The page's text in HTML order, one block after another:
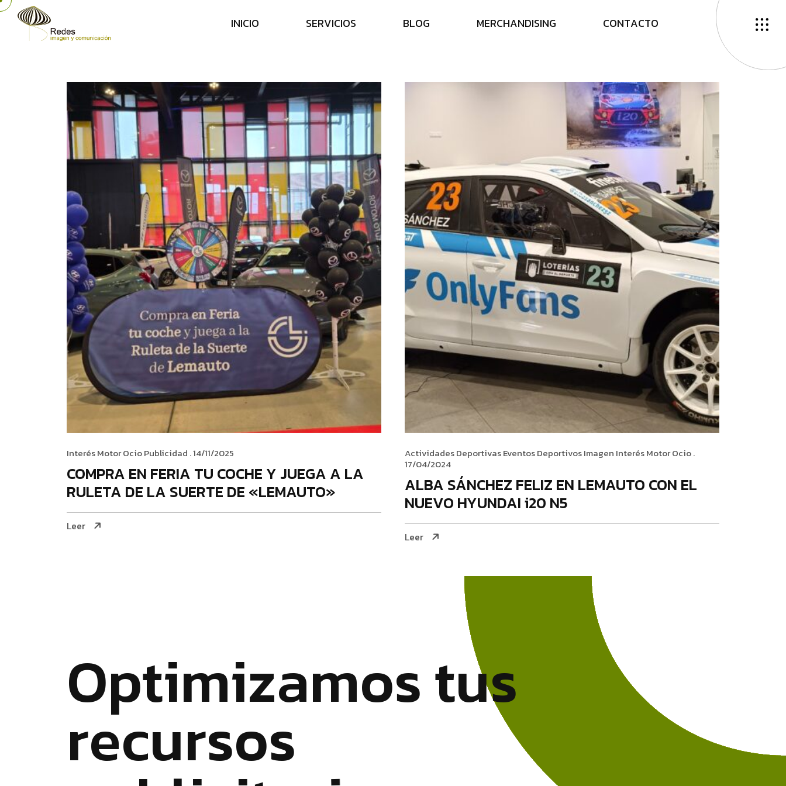
INICIO SERVICIOS BLOG MERCHANDISING CONTACTO
InterésMotorOcioPublicidad . 14/11/2025
COMPRA EN FERIA TU COCHE Y JUEGA A LA
RULETA DE LA SUERTE DE «LEMAUTO»
Leer
Actividades DeportivasEventos DeportivosImagen InterésMotorOcio.
17/04/2024
ALBA SÁNCHEZ FELIZ EN LEMAUTO CON EL
NUEVO HYUNDAI i20 N5
Leer
Optimizamostus
recursos